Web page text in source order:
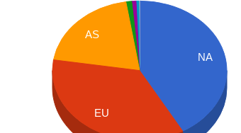
NA
AS
EU